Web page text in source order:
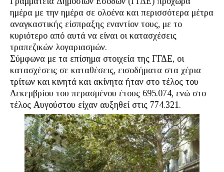
ημέρα με την ημέρα σε ολοένα και περισσότερα μέτρα
αναγκαστικής είσπραξης εναντίον τους, με το
κυριότερο από αυτά να είναι οι κατασχέσεις
τραπεζικών λογαριασμών.
Σύμφωνα με τα επίσημα στοιχεία της ΓΓΔΕ, οι
κατασχέσεις σε καταθέσεις, εισοδήματα στα χέρια
τρίτων και κινητά και ακίνητα ήταν στο τέλος του
Δεκεμβρίου του περασμένου έτους 695.074, ενώ στο
τέλος Αυγούστου είχαν αυξηθεί στις 774.321.